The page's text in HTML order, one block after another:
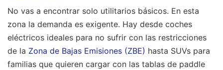
No vas a encontrar solo utilitarios básicos. En esta
zona la demanda es exigente. Hay desde coches
eléctricos ideales para no sufrir con las restricciones
de la Zona de Bajas Emisiones (ZBE) hasta SUVs para
familias que quieren cargar con las tablas de paddle